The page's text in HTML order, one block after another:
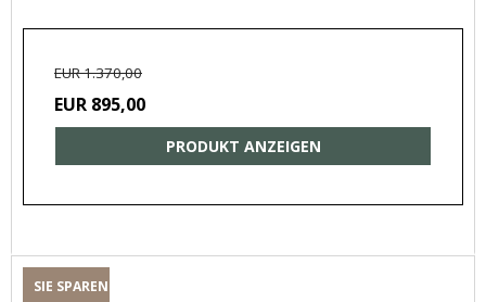
EUR 1.370,00
EUR 895,00
PRODUKT ANZEIGEN
SIE SPAREN